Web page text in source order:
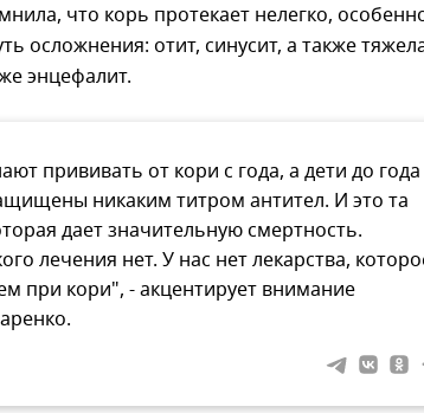
что корь протекает нелегко,
осложнения: отит, синусит, а также
энцефалит.
прививать от кори с года, а дети до года
никаким титром антител. И это та
дает значительную смертность.
лечения нет. У нас нет лекарства,
при кори", - акцентирует внимание